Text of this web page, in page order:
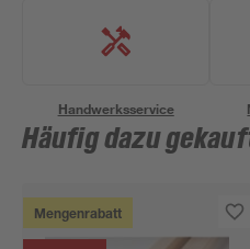
Handwerksservice
Häufig dazu
Mengenrabatt